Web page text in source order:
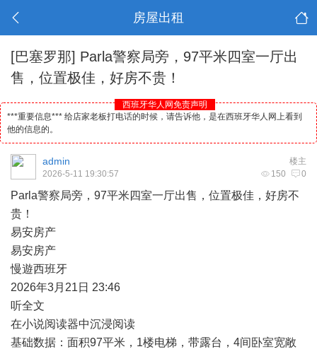
房屋出租
[巴塞罗那] Parla警察局旁，97平米四室一厅出
售，位置极佳，好房不贵！
西班牙华人网免责声明
***重要信息*** 给店家老板打电话的时候，请告诉他，是在西班牙华人网上看到
他的信息的。
楼主
admin
150 0
2026-5-11 19:30:57
Parla警察局旁，97平米四室一厅出售，位置极佳，好房不
贵！
易安房产
易安房产
慢遊西班牙
2026年3月21日 23:46
听全文
在小说阅读器中沉浸阅读
基础数据：面积97平米，1楼电梯，带露台，4间卧室宽敞